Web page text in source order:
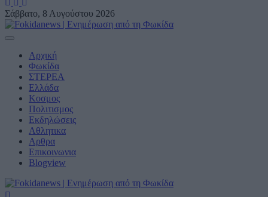
Σάββατο, 8 Αυγούστου 2026
Αρχική
Φωκίδα
ΣΤΕΡΕΑ
Ελλάδα
Κοσμος
Πολιτισμος
Εκδηλώσεις
Αθλητικα
Αρθρα
Eπικοινωνια
Blogview